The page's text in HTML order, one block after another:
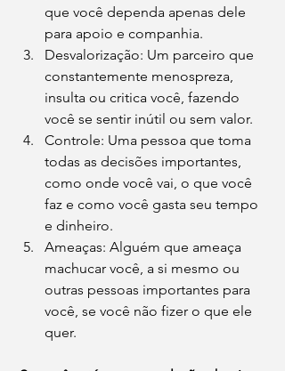
que você dependa apenas dele
para apoio e companhia.
Desvalorização: Um parceiro que
constantemente menospreza,
insulta ou critica você, fazendo
você se sentir inútil ou sem valor.
Controle: Uma pessoa que toma
todas as decisões importantes,
como onde você vai, o que você
faz e como você gasta seu tempo
e dinheiro.
Ameaças: Alguém que ameaça
machucar você, a si mesmo ou
outras pessoas importantes para
você, se você não fizer o que ele
quer.